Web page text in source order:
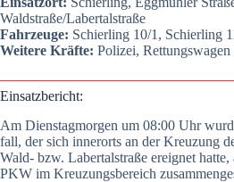
Waldstraße/Labertalstraße
Fahr­zeu­ge: Schier­ling 10/1, Schier­ling
Wei­te­re Kräf­te: Poli­zei, Ret­tungs­wa­gen
Ein­satz­be­richt:
Am Diens­tag­mor­gen um 08:00 Uhr
fall, der sich inner­orts an der Kreu­zung
Wald- bzw. Laber­tal­stra­ße ereig­net
PKW im Kreu­zungs­be­reich